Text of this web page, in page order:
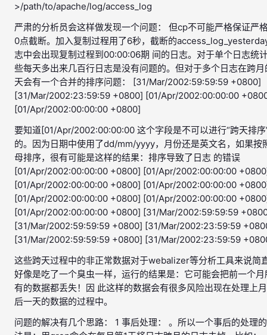
>/path/to/apache/log/access_log
严肃的分析员会这样做发现一个问题： 但cp不可能严格保证严
0点截断。加入复制过程用了6秒，截断的
志中会出现复制过程到00:00:06期 间的日志。对于单个日志统
些每天多出来几百行日志是没有问题的。但对于多个日志在跨月
天会有一个合并的排序问题： [31/Mar/2002:59:59:59 +0800]
[31/Mar/2002:23:59:59 +0800] [01/Apr/2002:00:00:00
[01/Apr/2002:00:00:00 +0800]
要知道[01/Apr/2002:00:00:00 这个字段是不可以进行“跨天排序
的。因为日期中使用了dd/mm/yyyy，月份还是英文名，如果按
母排序，很有可能是这样的结果：排序导致了日志 的错误
[01/Apr/2002:00:00:00 +0800] [01/Apr/2002:00:00:00
[01/Apr/2002:00:00:00 +0800] [01/Apr/2002:00:00:00
[01/Apr/2002:00:00:00 +0800] [01/Apr/2002:00:00:00
[01/Apr/2002:00:00:00 +0800] [31/Mar/2002:59:59:59
[31/Mar/2002:59:59:59 +0800] [31/Mar/2002:23:59:59
[31/Mar/2002:59:59:59 +0800] [31/Mar/2002:23:59:59
这些跨天过程中的非正常数据对于webalizer等分析工具来说简
好像是吃了一个臭虫一样，运行的结果是：它可能会把前一个月
有的数据都丢失！因 此这样的数据会有很多风险出现在处理上
后一天的数据的过程中。
问题的解决有几个思路： 1 事后处理： 。所以一个事后的处理